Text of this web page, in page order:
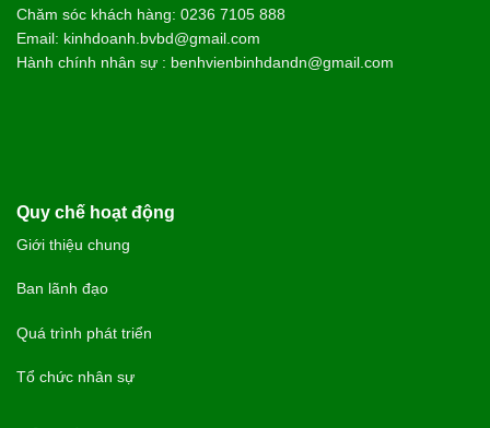
Chăm sóc khách hàng: 0236 7105 888
Email: kinhdoanh.bvbd@gmail.com
Hành chính nhân sự : benhvienbinhdandn@gmail.com
Quy chế hoạt động
Giới thiệu chung
Ban lãnh đạo
Quá trình phát triển
Tổ chức nhân sự